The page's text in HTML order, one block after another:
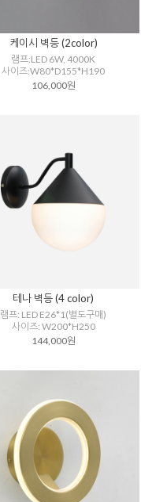
케이시 벽등 (2color)
램프:LED 6W, 4000K
사이즈:W80*D155*H190
106,000원
테나 벽등 (4 color)
램프: LED E26*1(별도구매)
사이즈: W200*H250
144,000원